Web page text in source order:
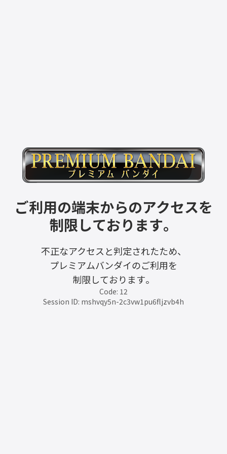
ご利用の端末からのアクセスを
制限しております。
不正なアクセスと判定されたため、
プレミアムバンダイのご利用を
制限しております。
Code: 12
Session ID: mshvqy5n-2c3vw1pu6fljzvb4h